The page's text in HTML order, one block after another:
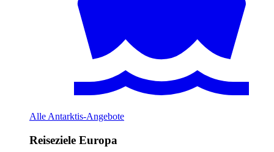
Alle Antarktis-Angebote
Reiseziele Europa